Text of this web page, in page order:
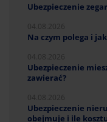
Ubezpieczenie
Na czym polega i
Ubezpieczenie
zawierać?
Ubezpieczenie
obejmuje i ile